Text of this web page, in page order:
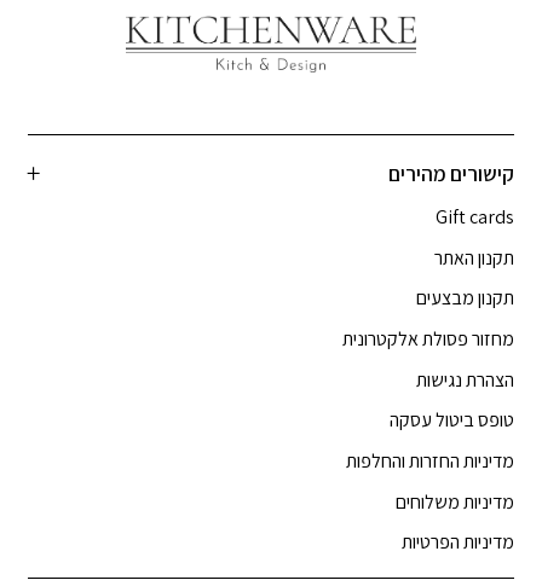
קישורים מהירים
Gift cards
תקנון האתר
תקנון מבצעים
מחזור פסולת אלקטרונית
הצהרת נגישות
טופס ביטול עסקה
מדיניות החזרות והחלפות
מדיניות משלוחים
מדיניות הפרטיות